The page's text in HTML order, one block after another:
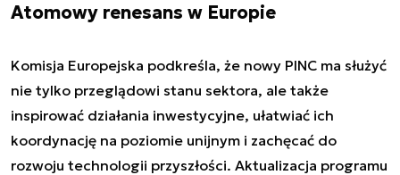
Atomowy renesans w Europie
Komisja Europejska podkreśla, że nowy PINC ma służyć
nie tylko przeglądowi stanu sektora, ale także
inspirować działania inwestycyjne, ułatwiać ich
koordynację na poziomie unijnym i zachęcać do
rozwoju technologii przyszłości. Aktualizacja programu